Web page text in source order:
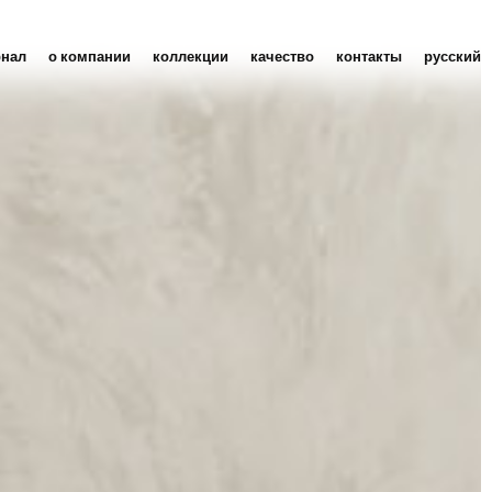
о компании коллекции качество контакты русский